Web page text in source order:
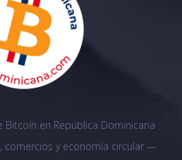
en República Dominicana
comercios y economía circular —